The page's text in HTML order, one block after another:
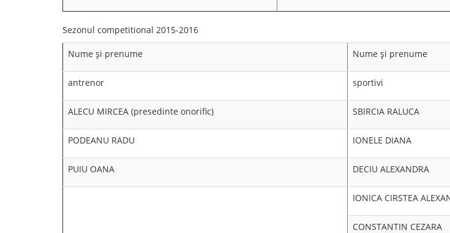
Sezonul competitional 2015-2016
Nume şi prenume Nume şi prenume
antrenor sportivi
ALECU MIRCEA (presedinte onorific) SBIRCIA RALUCA
PODEANU RADU IONELE DIANA
PUIU OANA DECIU ALEXANDRA
IONICA CIRSTEA
CONSTANTIN CEZARA